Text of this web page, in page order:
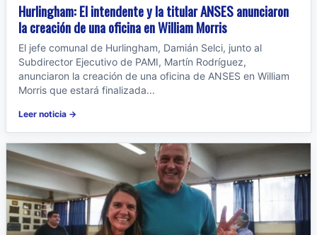
Hurlingham: El intendente y la titular ANSES anunciaron
la creación de una oficina en William Morris
El jefe comunal de Hurlingham, Damián Selci, junto al
Subdirector Ejecutivo de PAMI, Martín Rodríguez,
anunciaron la creación de una oficina de ANSES en William
Morris que estará finalizada...
Leer noticia →